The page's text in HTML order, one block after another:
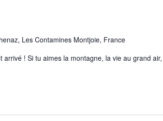
Les Contamines Montjoie, France
Si tu aimes la montagne, la vie au grand air,